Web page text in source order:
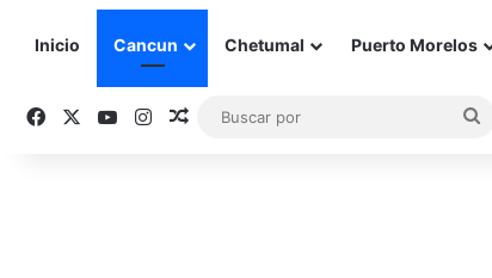
Inicio Cancun Chetumal Puerto Morelos
Facebook YouTubeInstagramPublicación al azar